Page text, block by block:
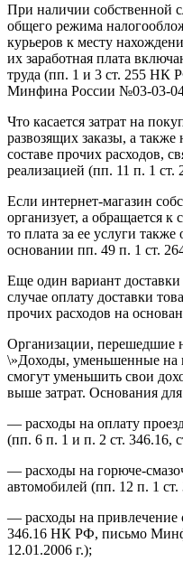
При наличии собственной
общего режима
курьеров к месту
их заработная плата
труда (пп. 1 и 3 ст. 255 НК
Минфина России №03-03-
Что касается затрат на
развозящих заказы, а
составе прочих расходов,
реализацией (пп. 11 п. 1
Если интернет-магазин
организует, а обращается
то плата за ее услуги
основании пп. 49 п. 1 ст.
Еще один вариант
случае оплату доставки
прочих расходов на
Организации, перешедшие
\»Доходы, уменьшенные на
смогут уменьшить свои
выше затрат. Основания
— расходы на оплату
(пп. 6 п. 1 и п. 2 ст. 346.16,
— расходы на горюче-
автомобилей (пп. 12 п. 1
— расходы на привлечение
346.16 НК РФ, письмо
12.01.2006 г.);